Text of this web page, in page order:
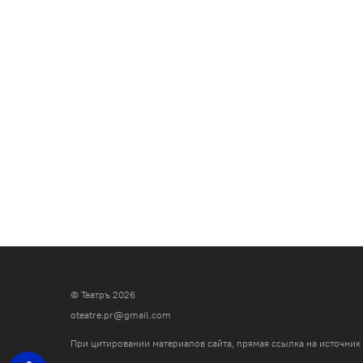
© Театръ 2026
oteatre.pr@gmail.com
При цитировании материалов сайта, прямая ссылка на источник